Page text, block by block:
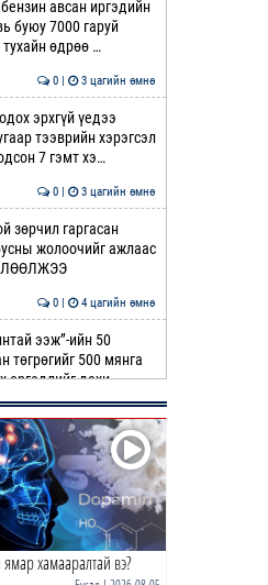
авсан иргэдийн
буюу 7000 гаруй
тухайн өдрөө …
0 | 3 цагийн өмнө
эрхгүй үедээ
тээврийн хэрэгсэл
7 гэмт хэ…
0 | 3 цагийн өмнө
зөрчил гаргасан
жолоочийг ажлаас
0 | 4 цагийн өмнө
ээж”-ийн 50
төгрөгийг 500 мянга
өргөдлийг дахи…
сард 709,503
бүртгэгджээ
0 | 4 цагийн өмнө
үйлчилгээ
хамааралтай вэ?